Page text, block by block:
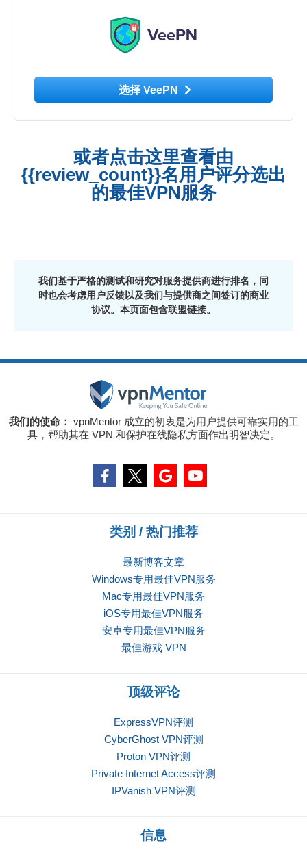
选择 VeePN
或者点击这里查看由
{{review_count}}名用户评分选出
的最佳VPN服务
我们基于严格的测试和研究对服务提供商进行排名，同
时也会考虑用户反馈以及我们与提供商之间签订的商业
协议。本页面包含联盟链接。
我们的使命： vpnMentor 成立的初衷是为用户提供可靠实用的工
具，帮助其在 VPN 和保护在线隐私方面作出明智决定。
类别 / 热门推荐
最新博客文章
Windows专用最佳VPN服务
Mac专用最佳VPN服务
iOS专用最佳VPN服务
安卓专用最佳VPN服务
最佳游戏 VPN
顶级评论
ExpressVPN评测
CyberGhost VPN评测
Proton VPN评测
Private Internet Access评测
IPVanish VPN评测
信息